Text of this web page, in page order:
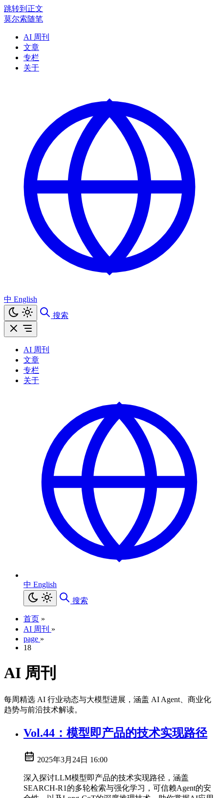
跳转到正文
莫尔索随笔
AI 周刊
文章
专栏
关于
中 English
搜索
AI 周刊
文章
专栏
关于
中 English
搜索
首页 »
AI 周刊 »
page »
18
AI 周刊
每周精选 AI 行业动态与大模型进展，涵盖 AI Agent、商业化
趋势与前沿技术解读。
Vol.44：模型即产品的技术实现路径
2025年3月24日 16:00
深入探讨LLM模型即产品的技术实现路径，涵盖
SEARCH-R1的多轮检索与强化学习，可信赖Agent的安